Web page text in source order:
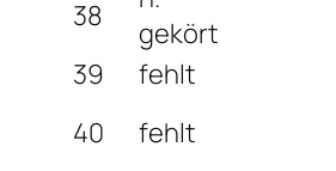
38
gekört
39
fehlt
40
fehlt